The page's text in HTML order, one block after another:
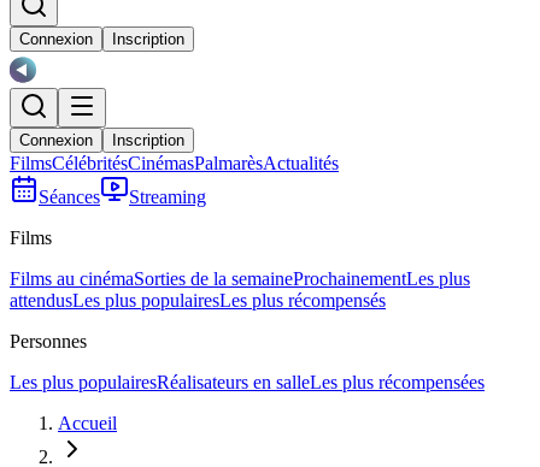
Connexion Inscription
Connexion Inscription
FilmsCélébritésCinémasPalmarèsActualités
Séances
Streaming
Films
Films au cinémaSorties de la semaineProchainementLes plus
attendusLes plus populairesLes plus récompensés
Personnes
Les plus populairesRéalisateurs en salleLes plus récompensées
Accueil